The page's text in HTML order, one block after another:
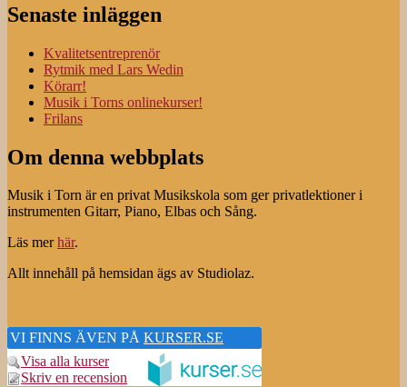
Senaste inläggen
Kvalitetsentreprenör
Rytmik med Lars Wedin
Körarr!
Musik i Torns onlinekurser!
Frilans
Om denna webbplats
Musik i Torn är en privat Musikskola som ger privatlektioner i
instrumenten Gitarr, Piano, Elbas och Sång.
Läs merhär.
Allt innehåll på hemsidan ägs av Studiolaz.
VI FINNS ÄVEN PÅ KURSER.SE
Visa alla kurser
Skriv en recension